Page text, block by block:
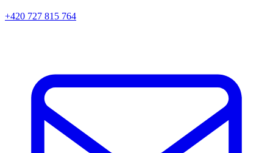
+420 727 815 764